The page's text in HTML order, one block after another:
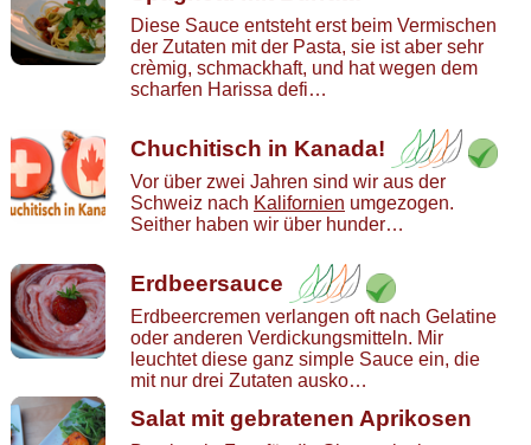
Diese Sauce entsteht erst beim Vermischen
der Zutaten mit der Pasta, sie ist aber sehr
crèmig, schmackhaft, und hat wegen dem
scharfen Harissa defi…
Chuchitisch in Kanada!
Vor über zwei Jahren sind wir aus der
Schweiz nach Kalifornien umgezogen.
Seither haben wir über hunder…
Erdbeersauce
Erdbeercremen verlangen oft nach Gelatine
oder anderen Verdickungsmitteln. Mir
leuchtet diese ganz simple Sauce ein, die
mit nur drei Zutaten ausko…
Salat mit gebratenen Aprikosen